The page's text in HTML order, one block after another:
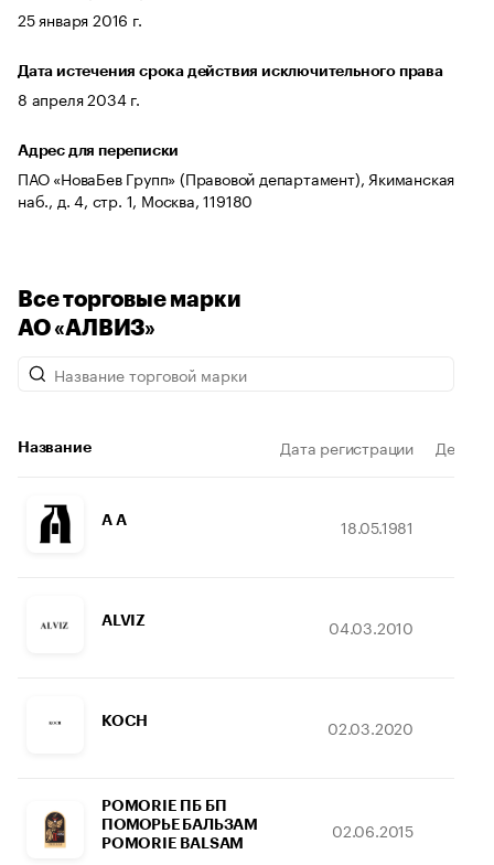
25 января 2016 г.
Дата истечения срока действия исключительного права
8 апреля 2034 г.
Адрес для переписки
ПАО «НоваБев Групп» (Правовой департамент), Якиманская
наб., д. 4, стр. 1, Москва, 119180
Все торговые марки
АО «АЛВИЗ»
Название Дата регистрации
A А 18.05.1981
ALVIZ 04.03.2010
KOCH 02.03.2020
POMORIE ПБ БП
ПОМОРЬЕ БАЛЬЗАМ
POMORIE BALSAM
02.06.2015